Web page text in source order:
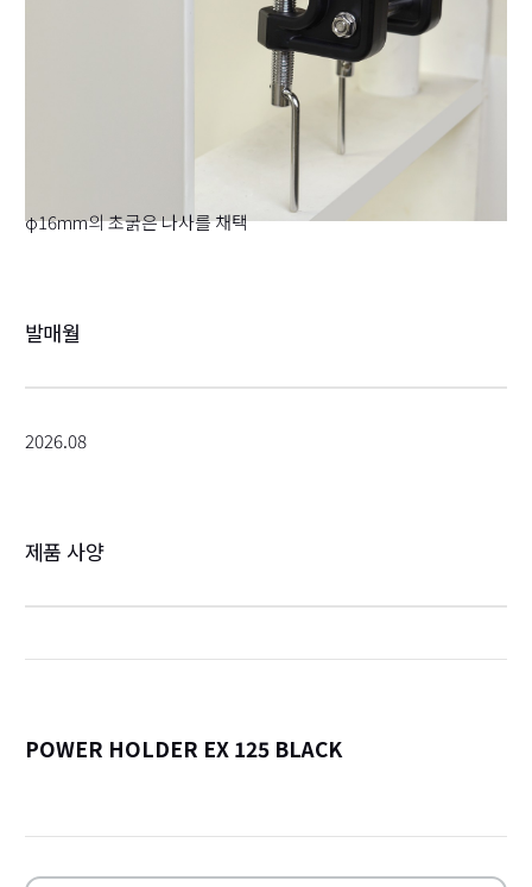
φ16mm의 초굵은 나사를 채택
발매월
2026.08
제품 사양
POWER HOLDER EX 125 BLACK